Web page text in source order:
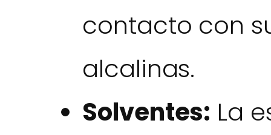
contacto con
alcalinas.
Solventes: La